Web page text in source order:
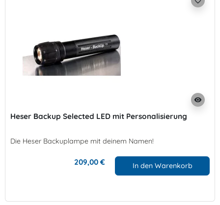
visibility
Heser Backup Selected LED mit Personalisierung
Die Heser Backuplampe mit deinem Namen!
209,00 € In den Warenkorb